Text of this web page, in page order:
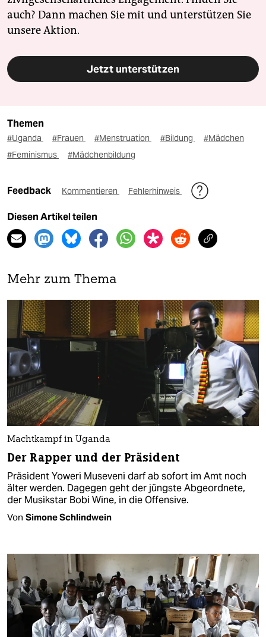
auch? Dann machen Sie mit und unterstützen Sie
unsere Aktion.
Jetzt unterstützen
Themen
#Uganda #Frauen #Menstruation #Bildung
#Mädchen
#Feminismus
#Mädchenbildung
Feedback Kommentieren Fehlerhinweis
Diesen Artikel teilen
Mehr zum Thema
Machtkampf in Uganda
Der Rapper und der Präsident
Präsident Yoweri Museveni darf ab sofort im Amt noch
älter werden. Dagegen geht der jüngste Abgeordnete,
der Musikstar Bobi Wine, in die Offensive.
Von Simone Schlindwein